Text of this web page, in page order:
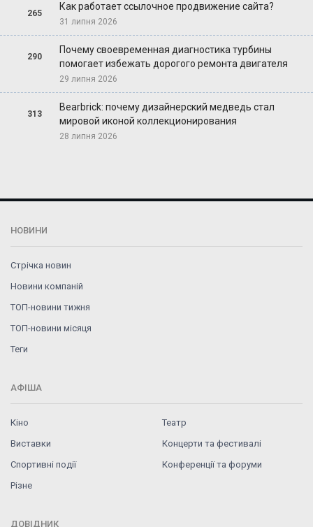
265
Как работает ссылочное продвижение сайта?
31 липня 2026
290
Почему своевременная диагностика турбины
помогает избежать дорогого ремонта двигателя
29 липня 2026
313
Bearbrick: почему дизайнерский медведь стал
мировой иконой коллекционирования
28 липня 2026
НОВИНИ
Стрічка новин
Новини компаній
ТОП-новини тижня
ТОП-новини місяця
Теги
АФІША
Кіно
Театр
Виставки
Концерти та фестивалі
Спортивні події
Конференції та форуми
Різне
ДОВІДНИК